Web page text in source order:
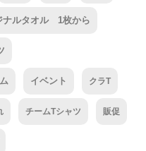
ナルタオル 1枚から
イベント クラT
チームTシャツ 販促